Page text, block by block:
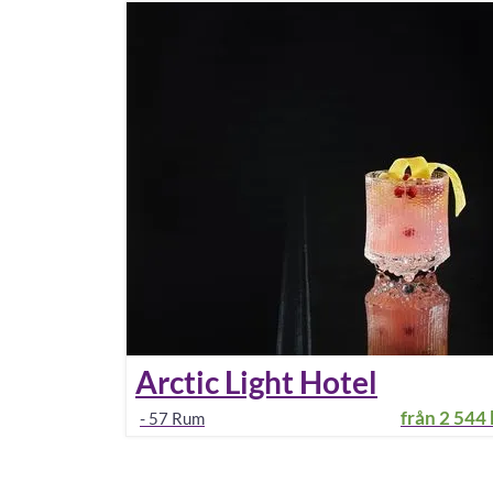
Arctic Light Hotel
- 57 Rum från 2 544